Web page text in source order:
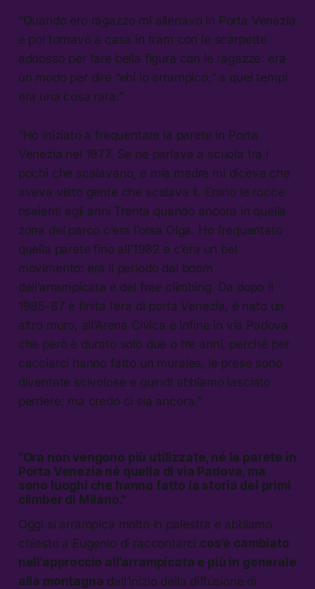
“Quando ero ragazzo mi allenavo in Porta Venezia
e poi tornavo a casa in tram con le scarpette
addosso per fare bella figura con le ragazze: era
un modo per dire “ehi io arrampico,” a quei tempi
era una cosa rara.”
“Ho iniziato a frequentare la parete in Porta
Venezia nel 1977. Se ne parlava a scuola tra i
pochi che scalavano, e mia madre mi diceva che
aveva visto gente che scalava lì. Erano le rocce
risalenti agli anni Trenta quando ancora in quella
zona del parco c’era l’orsa Olga. Ho frequentato
quella parete fino all’1982 e c’era un bel
movimento: era il periodo del boom
dell’arrampicata e del free climbing. Da dopo il
1985-87 è finita l’era di porta Venezia, è nato un
altro muro, all’Arena Civica e infine in via Padova
che però è durato solo due o tre anni, perché per
cacciarci hanno fatto un murales, le prese sono
diventate scivolose e quindi abbiamo lasciato
perdere; ma credo ci sia ancora.”
“Ora non vengono più utilizzate, né la parete in
Porta Venezia né quella di via Padova, ma
sono luoghi che hanno fatto la storia dei primi
climber di Milano.”
Oggi si arrampica molto in palestra e abbiamo
chiesto a Eugenio di raccontarci cos’è cambiato
nell’approccio all’arrampicata e più in generale
alla montagna dall’inizio della diffusione di